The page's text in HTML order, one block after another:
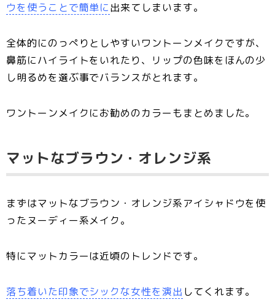
ウを使うことで簡単に出来てしまいます。
全体的にのっぺりとしやすいワントーンメイクですが、
鼻筋にハイライトをいれたり、リップの色味をほんの少
し明るめを選ぶ事でバランスがとれます。
ワントーンメイクにお勧めのカラーもまとめました。
マットなブラウン・オレンジ系
まずはマットなブラウン・オレンジ系アイシャドウを使
ったヌーディー系メイク。
特にマットカラーは近頃のトレンドです。
落ち着いた印象でシックな女性を演出 してくれます。